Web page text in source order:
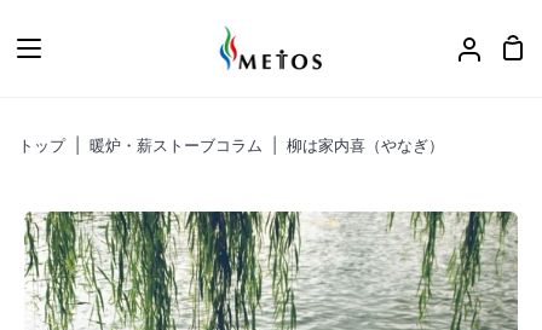
キ
ア
カ
トップ| 暖炉・薪ストーブコラム 柳は家内喜（やなぎ）